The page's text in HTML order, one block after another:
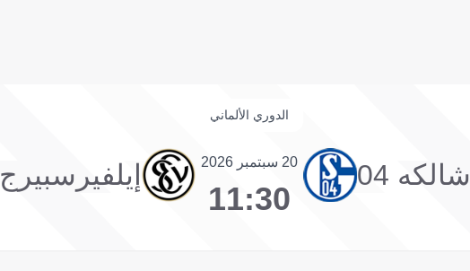
الدوري الألماني
شالكه 04 20 سبتمبر 2026
11:30
إيلفيرسبيرج